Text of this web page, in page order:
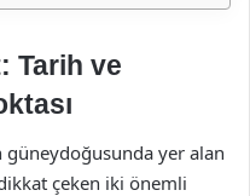
Tarih ve
güneydoğusunda yer alan
çeken iki önemli